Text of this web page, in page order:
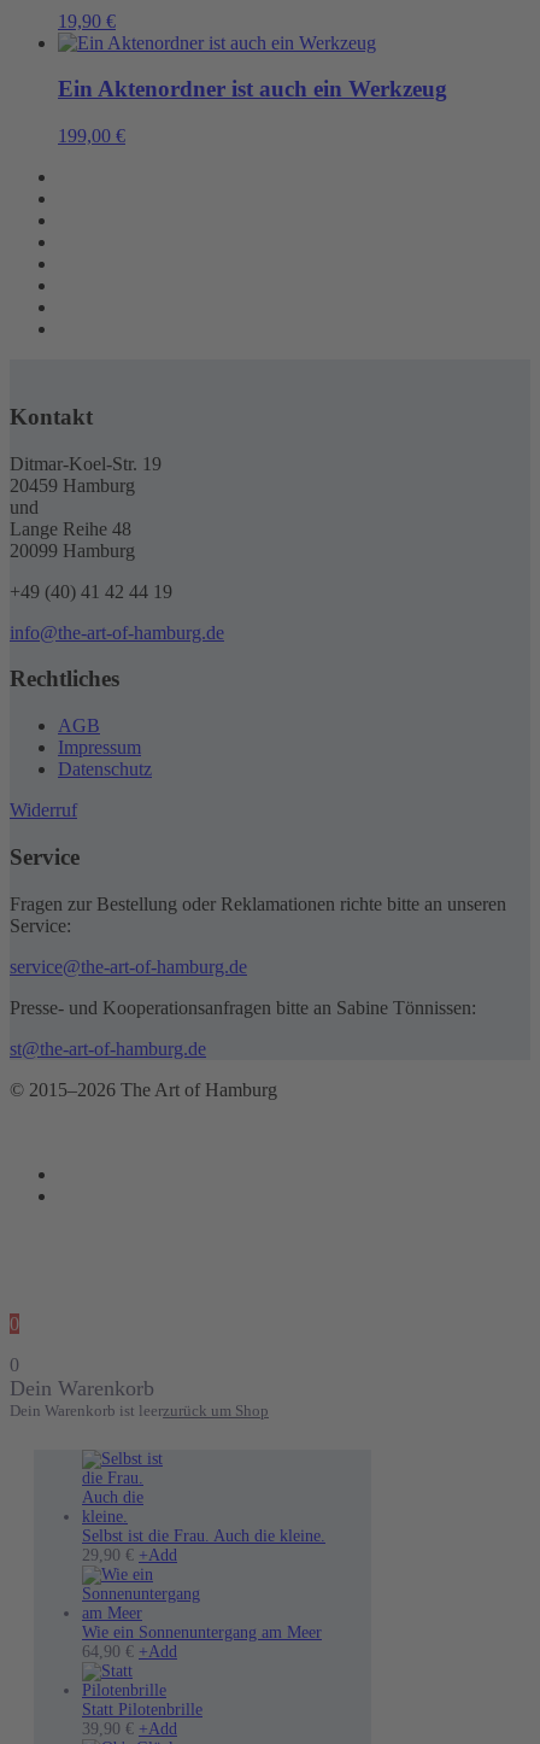
19,90 €
Ein Aktenordner ist auch ein Werkzeug
199,00 €
Kontakt
Ditmar-Koel-Str. 19
20459 Hamburg
und
Lange Reihe 48
20099 Hamburg
+49 (40) 41 42 44 19
info@the-art-of-hamburg.de
Rechtliches
AGB
Impressum
Datenschutz
Widerruf
Service
Fragen zur Bestellung oder Reklamationen richte bitte an unseren
Service:
service@the-art-of-hamburg.de
Presse- und Kooperationsanfragen bitte an Sabine Tönnissen:
st@the-art-of-hamburg.de
© 2015–2026 The Art of Hamburg
0
0
Dein Warenkorb
Dein Warenkorb ist leerzurück um Shop
Selbst ist die Frau. Auch die kleine.
29,90 € +Add
weist
Varianten
können
Wie ein Sonnenuntergang am Meer
64,90 € +Add
mehrere
Statt Pilotenbrille
39,90 € +Add